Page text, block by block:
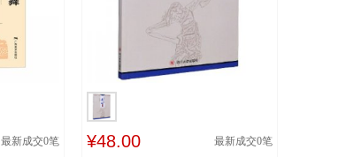
最新成交0笔 ¥48.00 最新成交0笔